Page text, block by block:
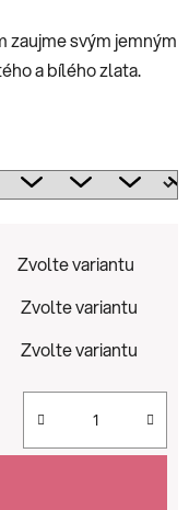
zaujme svým jemným
a bílého zlata.
Zvolte variantu
Zvolte variantu
Zvolte variantu